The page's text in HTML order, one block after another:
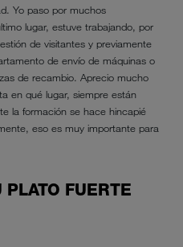
Yo paso por muchos
lugar, estuve trabajando, por
de visitantes y previamente
de envío de máquinas o
de recambio. Aprecio mucho
en qué lugar, siempre están
la formación se hace hincapié
eso es muy importante para
FUERTE